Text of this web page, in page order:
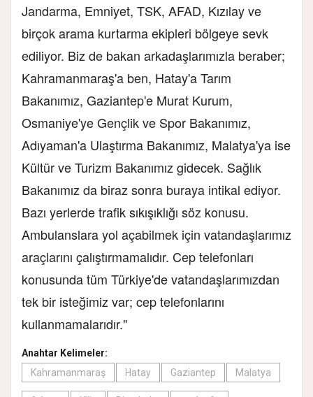
Jandarma, Emniyet, TSK, AFAD, Kızılay ve
birçok arama kurtarma ekipleri bölgeye sevk
ediliyor. Biz de bakan arkadaşlarımızla beraber;
Kahramanmaraş'a ben, Hatay'a Tarım
Bakanımız, Gaziantep'e Murat Kurum,
Osmaniye'ye Gençlik ve Spor Bakanımız,
Adıyaman'a Ulaştırma Bakanımız, Malatya'ya ise
Kültür ve Turizm Bakanımız gidecek. Sağlık
Bakanımız da biraz sonra buraya intikal ediyor.
Bazı yerlerde trafik sıkışıklığı söz konusu.
Ambulanslara yol açabilmek için vatandaşlarımız
araçlarını çalıştırmamalıdır. Cep telefonları
konusunda tüm Türkiye'de vatandaşlarımızdan
tek bir isteğimiz var; cep telefonlarını
kullanmamalarıdır."
Anahtar Kelimeler:
Kahramanmaraş
Hatay Gaziantep Malatya